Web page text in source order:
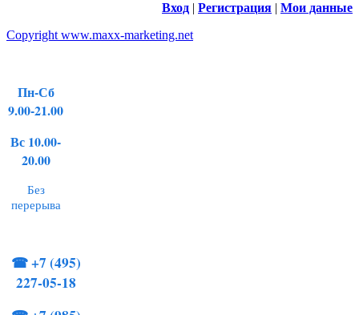
Вход | Регистрация | Мои данные
Copyright www.maxx-marketing.net
Пн-Сб
9.00-21.00
Вс 10.00-
20.00
Без
перерыва
☎+7 (495)
227-05-18